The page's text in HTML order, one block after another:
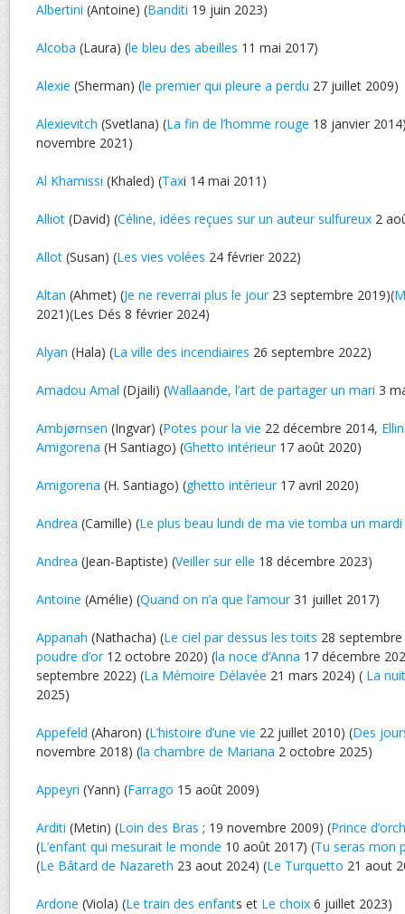
Albertini (Antoine) (Banditi 19 juin 2023)
Alcoba (Laura) (le bleu des abeilles 11 mai 2017)
Alexie (Sherman) (le premier qui pleure a perdu 27 juillet 2009)
Alexievitch (Svetlana) (La fin de l’homme rouge 18 janvier
novembre 2021)
Al Khamissi (Khaled) (Taxi 14 mai 2011)
Alliot (David) (Céline, idées reçues sur un auteur sulfureux 2
Allot (Susan) (Les vies volées 24 février 2022)
Altan (Ahmet) (Je ne reverrai plus le jour23 septembre 2019)(
2021)(Les Dés 8 février 2024)
Alyan (Hala) (La ville des incendiaires 26 septembre 2022)
Amadou Amal (Djaili) (Wallaande, l’art de partager un mari 3
Ambjørnsen (Ingvar) (Potes pour la vie 22 décembre 2014,
Amigorena (H Santiago) (Ghetto intérieur17 août 2020)
Amigorena (H. Santiago) (ghetto intérieur17 avril 2020)
Andrea (Camille) (Le plus beau lundi de ma vie tomba un mardi
Andrea (Jean-Baptiste) (Veiller sur elle 18 décembre 2023)
Antoine (Amélie) (Quand on n’a que l’amour 31 juillet 2017)
Appanah (Nathacha) (Le ciel par dessus les toits 28
poudre d’or12 octobre 2020) (la noce d’Anna 17 décembre
septembre 2022) (La Mémoire Délavée 21 mars 2024) ( La
2025)
Appefeld (Aharon) (L’histoire d’une vie 22 juillet 2010) (Des
novembre 2018) (la chambre de Mariana 2 octobre 2025)
Appeyri (Yann) (Farrago 15 août 2009)
Arditi (Metin) (Loin des Bras ; 19 novembre 2009) (Prince
(L’enfant qui mesurait le monde 10 août 2017) (Tu seras mon
(Le Bâtard de Nazareth 23 aout 2024) (Le Turquetto 21 aout
Ardone (Viola) (Le train des enfants et Le choix 6 juillet 2023)